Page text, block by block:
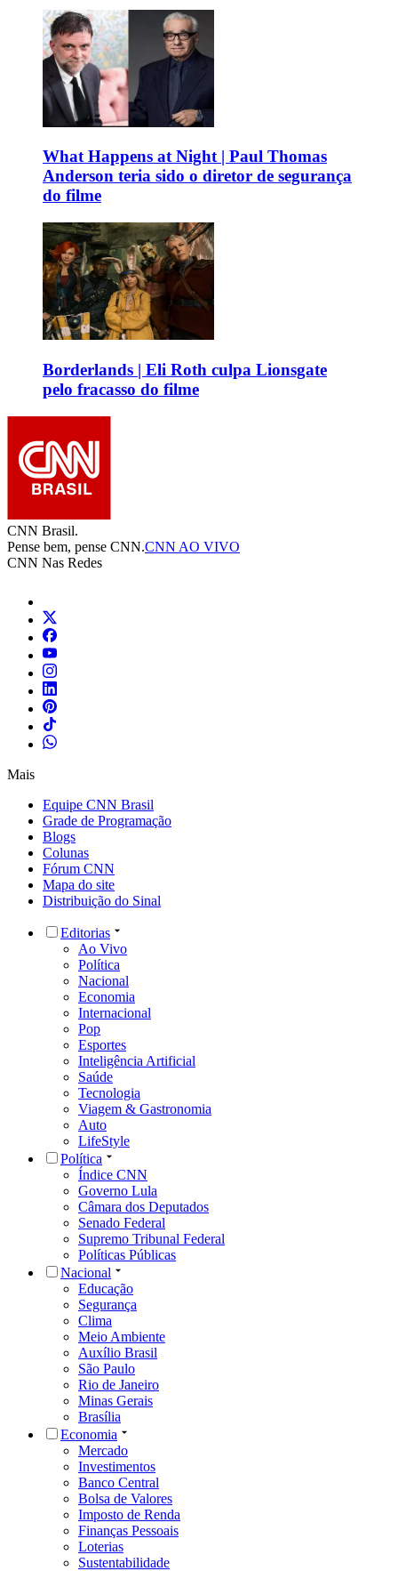
What Happens at Night | Paul Thomas
Anderson teria sido o diretor de segurança
do filme
Borderlands | Eli Roth culpa Lionsgate
pelo fracasso do filme
CNN Brasil.
Pense bem, pense CNN.CNN AO VIVO
CNN Nas Redes
Mais
Equipe CNN Brasil
Grade de Programação
Blogs
Colunas
Fórum CNN
Mapa do site
Distribuição do Sinal
Editorias
Ao Vivo
Política
Nacional
Economia
Internacional
Pop
Esportes
Inteligência Artificial
Saúde
Tecnologia
Viagem & Gastronomia
Auto
LifeStyle
Política
Índice CNN
Governo Lula
Câmara dos Deputados
Senado Federal
Supremo Tribunal Federal
Políticas Públicas
Nacional
Educação
Segurança
Clima
Meio Ambiente
Auxílio Brasil
São Paulo
Rio de Janeiro
Minas Gerais
Brasília
Economia
Mercado
Investimentos
Banco Central
Bolsa de Valores
Imposto de Renda
Finanças Pessoais
Loterias
Sustentabilidade